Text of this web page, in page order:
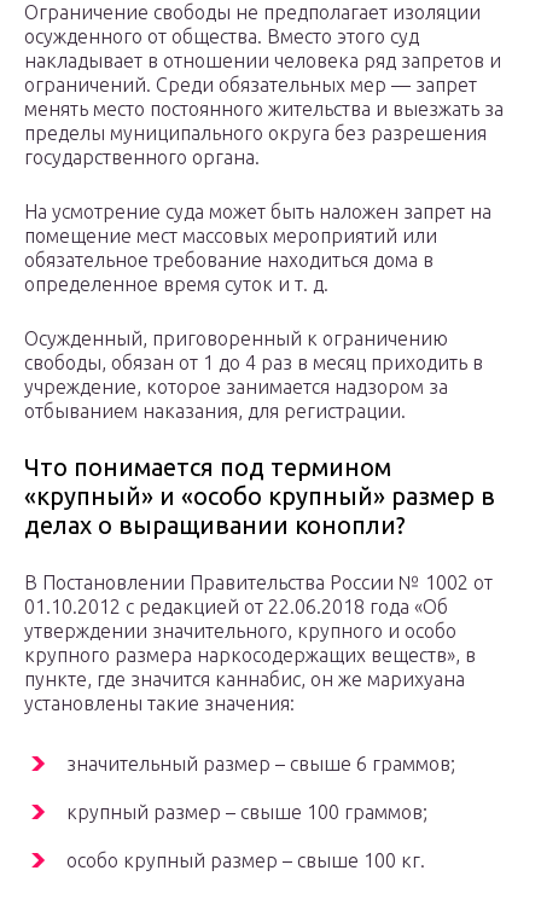
Ограничение свободы не предполагает изоляции
осужденного от общества. Вместо этого суд
накладывает в отношении человека ряд запретов и
ограничений. Среди обязательных мер — запрет
менять место постоянного жительства и выезжать за
пределы муниципального округа без разрешения
государственного органа.
На усмотрение суда может быть наложен запрет на
помещение мест массовых мероприятий или
обязательное требование находиться дома в
определенное время суток и т. д.
Осужденный, приговоренный к ограничению
свободы, обязан от 1 до 4 раз в месяц приходить в
учреждение, которое занимается надзором за
отбыванием наказания, для регистрации.
Что понимается под термином
«крупный» и «особо крупный» размер в
делах о выращивании конопли?
В Постановлении Правительства России № 1002 от
01.10.2012 с редакцией от 22.06.2018 года «Об
утверждении значительного, крупного и особо
крупного размера наркосодержащих веществ», в
пункте, где значится каннабис, он же марихуана
установлены такие значения:
значительный размер – свыше 6 граммов;
крупный размер – свыше 100 граммов;
особо крупный размер – свыше 100 кг.